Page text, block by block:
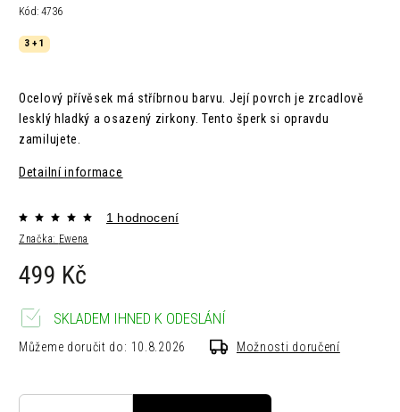
Kód: 4736
3 + 1
Ocelový přívěsek má stříbrnou barvu. Její povrch je zrcadlově
lesklý hladký a osazený zirkony. Tento šperk si opravdu
zamilujete.
Detailní informace
Značka: Ewena
1 hodnocení
499 Kč
SKLADEM IHNED K ODESLÁNÍ
Můžeme doručit do: 10.8.2026 Možnosti doručení